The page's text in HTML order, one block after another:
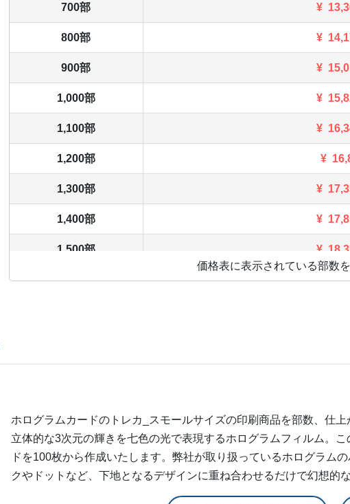
700部 ¥
800部 ¥
900部 ¥
1,000部 ¥
1,100部 ¥
1,200部 ¥
1,300部 ¥
1,400部 ¥
1,500部 ¥
1,600部 ¥
2,500部
3,000部 ¥
価格表に表示されている部数
ホログラムカードの トレカ_スモールサイズの印刷商品を部数、仕上
立体的な3次元の輝きを七色の光で表現するホログラムフィルム。
ドを100枚から作成いたします。弊社が取り扱っているホログラム
クやドットなど、下地となるデザインに重ね合わせるだけで幻想的